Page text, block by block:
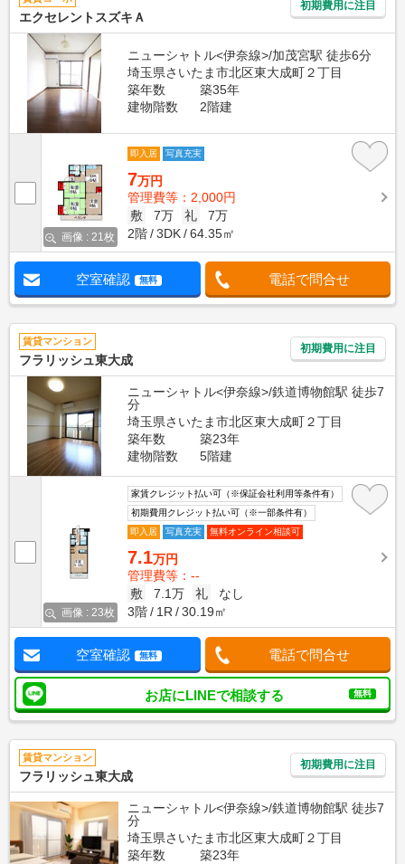
エクセレントスズキＡ
初期費用に注目
ニューシャトル<伊奈線>/加茂宮駅 徒歩6分
埼玉県さいたま市北区東大成町２丁目
築年数
築35年
建物階数
2階建
画像 : 21枚
即入居 写真充実
7万円
管理費等：2,000円
敷
7万 礼
7万
2階
3DK 64.35㎡
空室確認 無料 電話で問合せ
賃貸マンション
フラリッシュ東大成
初期費用に注目
ニューシャトル<伊奈線>/鉄道博物館駅 徒歩7
分
埼玉県さいたま市北区東大成町２丁目
築年数
築23年
建物階数
5階建
画像 : 23枚
家賃クレジット払い可（※保証会社利用等条件有）
初期費用クレジット払い可（※一部条件有）
即入居
写真充実 無料オンライン相談可
7.1万円
管理費等：--
敷
7.1万 礼
なし
3階
1R 30.19㎡
空室確認 無料 電話で問合せ
お店にLINEで相談する 無料
賃貸マンション
フラリッシュ東大成
初期費用に注目
ニューシャトル<伊奈線>/鉄道博物館駅 徒歩7
分
埼玉県さいたま市北区東大成町２丁目
築年数
築23年